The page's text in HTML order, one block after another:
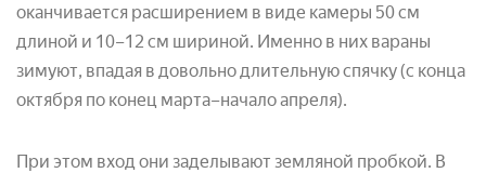
оканчивается расширением в виде камеры 50 см
длиной и 10–12 см шириной. Именно в них вараны
зимуют, впадая в довольно длительную спячку (с конца
октября по конец марта–начало апреля).
При этом вход они заделывают земляной пробкой. В